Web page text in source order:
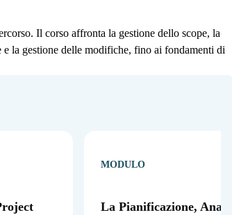
Il corso affronta la gestione dello scope, la
la gestione delle modifiche, fino ai fondamenti di
MODULO
La Pianificazione,